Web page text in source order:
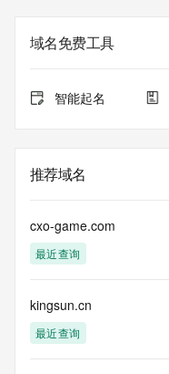
域名免费工具
智能起名
推荐域名
cxo-game.com
最近查询
kingsun.cn
最近查询